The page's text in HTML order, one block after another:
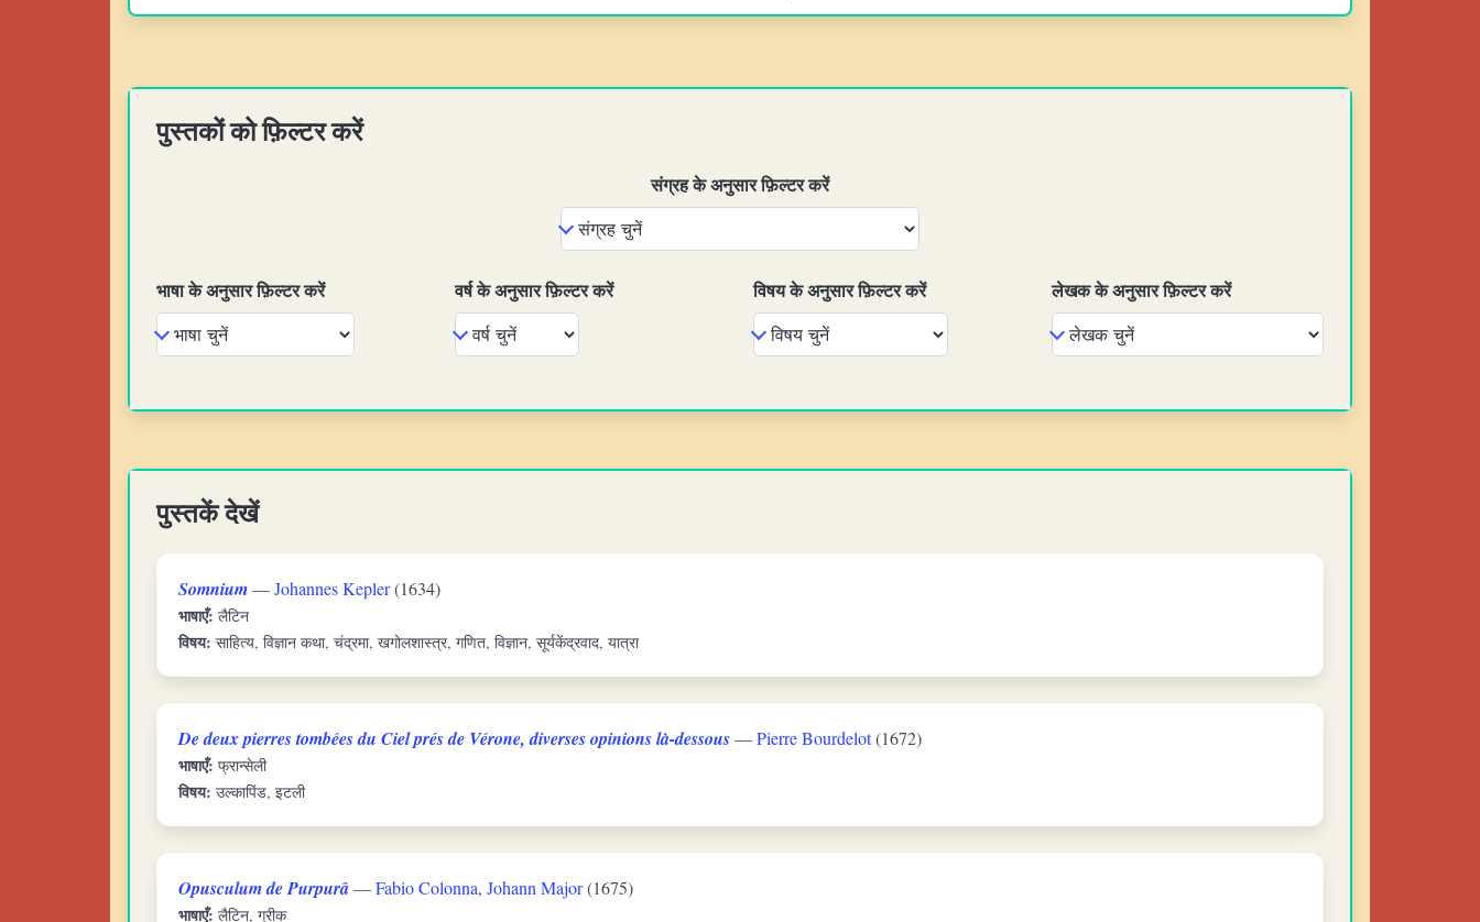
पुस्तकों को फ़िल्टर करें
संग्रह के अनुसार फ़िल्टर करें
भाषा के अनुसार फ़िल्टर करें वर्ष के अनुसार फ़िल्टर करें विषय के अनुसार फ़िल्टर करें लेखक के अनुसार फ़िल्टर करें
पुस्तकें देखें
Somnium—Johannes Kepler(1634)
भाषाएँ: लैटिन
विषय: साहित्य, विज्ञान कथा, चंद्रमा, खगोलशास्त्र, गणित, विज्ञान, सूर्यकेंद्रवाद, यात्रा
De deux pierres tombées du Ciel prés de Vérone, diverses opinions là-dessous—Pierre Bourdelot(1672)
भाषाएँ: फ्रान्सेली
विषय: उल्कापिंड, इटली
Opusculum de Purpurâ—Fabio Colonna, Johann Major(1675)
भाषाएँ: लैटिन, ग्रीक